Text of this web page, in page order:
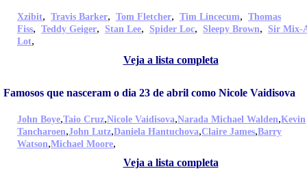
Xzibit, Travis Barker, Tom Fletcher, Tim Lincecum, Thomas
Fiss, Teddy Geiger, Stan Lee, Spider Loc, Sleepy Brown, Sir Mix-
Lot,
Veja a lista completa
Famosos que nasceram o dia 23 de abril como Nicole Vaidisova
John Boye,Taio Cruz,Nicole Vaidisova,Narada Michael Walden,Kevin
Tancharoen,John Lutz,Daniela Hantuchova,Claire James,Barry
Watson,Michael Moore,
Veja a lista completa